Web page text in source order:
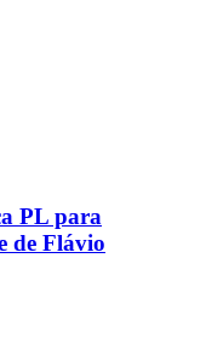
PL para
de Flávio